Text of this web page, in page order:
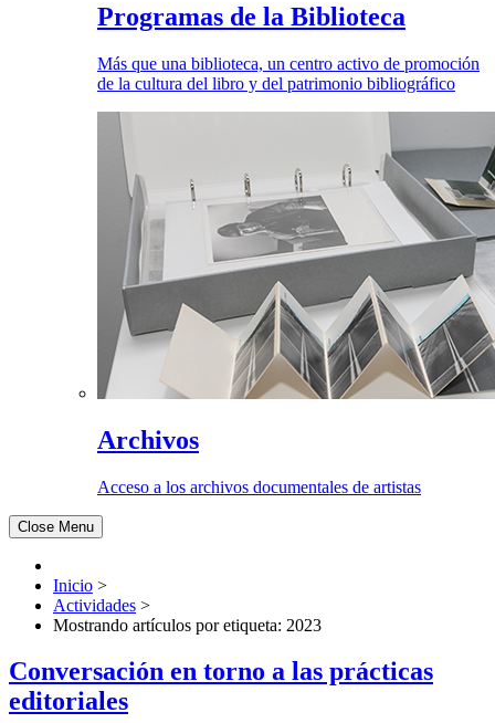
Programas de la Biblioteca
Más que una biblioteca, un centro activo de promoción
de la cultura del libro y del patrimonio bibliográfico
Archivos
Acceso a los archivos documentales de artistas
Close Menu
Inicio >
Actividades >
Mostrando artículos por etiqueta: 2023
Conversación en torno a las prácticas
editoriales